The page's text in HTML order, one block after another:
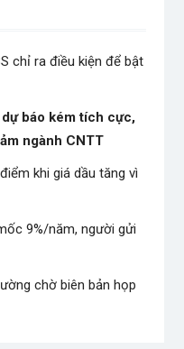
chỉ ra điều kiện để bật
báo kém tích cực,
ngành CNTT
khi giá dầu tăng vì
9%/năm, người gửi
chờ biên bản họp